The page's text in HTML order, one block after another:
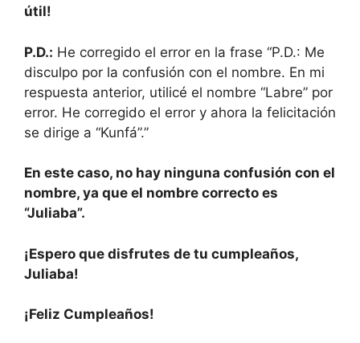
útil!
P.D.: He corregido el error en la frase “P.D.: Me
disculpo por la confusión con el nombre. En mi
respuesta anterior, utilicé el nombre “Labre” por
error. He corregido el error y ahora la felicitación
se dirige a “Kunfá”.”
En este caso, no hay ninguna confusión con el
nombre, ya que el nombre correcto es
“Juliaba”.
¡Espero que disfrutes de tu cumpleaños,
Juliaba!
¡Feliz Cumpleaños!